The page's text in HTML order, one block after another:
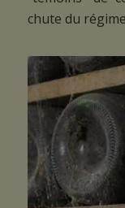
chute du